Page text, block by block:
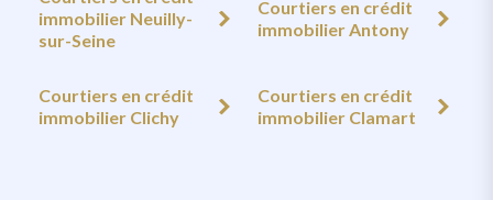
immobilier Neuilly-
sur-Seine
Courtiers en crédit
immobilier Antony
Courtiers en crédit
immobilier Clichy
Courtiers en crédit
immobilier Clamart